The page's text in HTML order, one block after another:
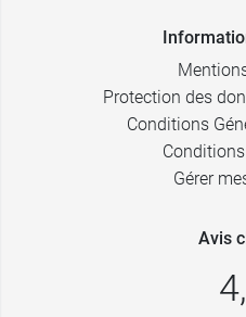
Protection des
Conditions
Gérer
Avis